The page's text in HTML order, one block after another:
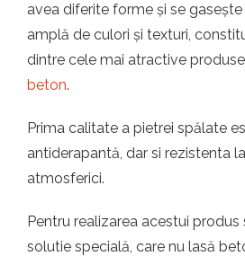
avea diferite forme și se
amplă de culori și texturi,
dintre cele mai atractive
beton.
Prima calitate a pietrei spălate
antiderapantă, dar si rezistenta
atmosferici.
Pentru realizarea acestui
solutie specială, care nu lasă